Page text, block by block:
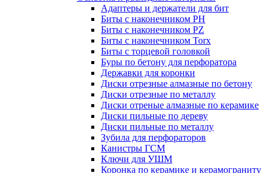
Адаптеры и держатели для бит
Биты с наконечником PH
Биты с наконечником PZ
Биты с наконечником Torx
Биты с торцевой головкой
Буры по бетону для перфоратора
Державки для коронки
Диски отрезные алмазные по бетону
Диски отрезные по металлу
Диски отреные алмазные по керамике
Диски пильные по дереву
Диски пильные по металлу
Зубила для перфораторов
Канистры ГСМ
Ключи для УШМ
Коронка по керамике и керамограниту